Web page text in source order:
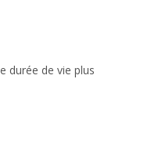
durée de vie plus